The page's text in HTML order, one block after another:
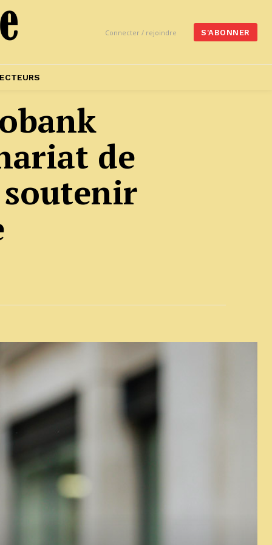
Connecter / rejoindre S'ABONNER
de